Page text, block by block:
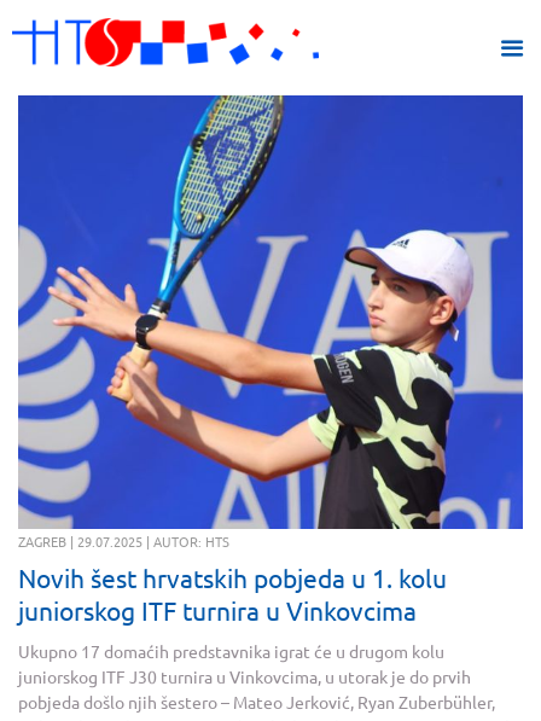
ZAGREB | 29.07.2025 | AUTOR: HTS
Novih šest hrvatskih pobjeda u 1. kolu
juniorskog ITF turnira u Vinkovcima
Ukupno 17 domaćih predstavnika igrat će u drugom kolu
juniorskog ITF J30 turnira u Vinkovcima, u utorak je do prvih
pobjeda došlo njih šestero – Mateo Jerković, Ryan Zuberbühler,